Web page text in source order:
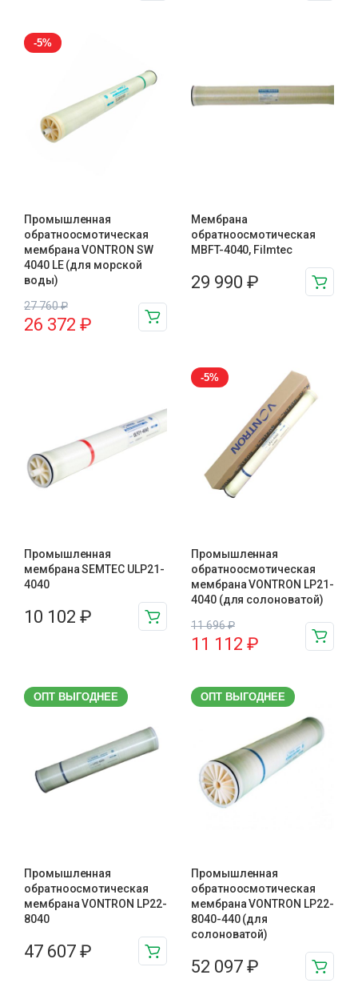
-5%
Промышленная
обратноосмотическая
мембрана VONTRON SW
4040 LE (для морской
воды)
27 760₽
26 372 ₽
Мембрана
обратноосмотическая
MBFT-4040, Filmtec
29 990 ₽
Промышленная
мембрана SEMTEC ULP21-
4040
10 102 ₽
-5%
Промышленная
обратноосмотическая
мембрана VONTRON LP21-
4040 (для солоноватой)
11 696₽
11 112 ₽
ОПТ ВЫГОДНЕЕ
Промышленная
обратноосмотическая
мембрана VONTRON LP22-
8040
47 607 ₽
ОПТ ВЫГОДНЕЕ
Промышленная
обратноосмотическая
мембрана VONTRON LP22-
8040-440 (для
солоноватой)
52 097 ₽